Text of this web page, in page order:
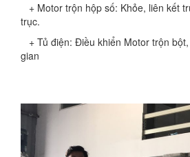
+ Motor trộn hộp số: Khỏe, liên kết
trục.
+ Tủ điện: Điều khiển Motor trộn
gian